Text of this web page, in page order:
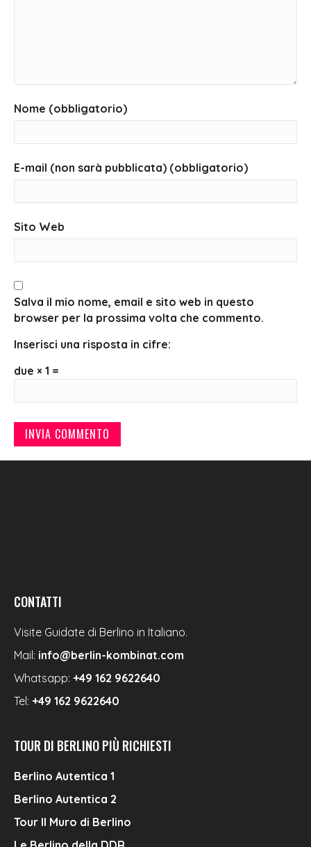
Nome (obbligatorio)
E-mail (non sarà pubblicata) (obbligatorio)
Sito Web
Salva il mio nome, email e sito web in questo
browser per la prossima volta che commento.
Inserisci una risposta in cifre:
due × 1 =
CONTATTI
Visite Guidate di Berlino in Italiano.
Mail: info@berlin-kombinat.com
Whatsapp: +49 162 9622640
Tel: +49 162 9622640
TOUR DI BERLINO PIÙ RICHIESTI
Berlino Autentica 1
Berlino Autentica 2
Tour Il Muro di Berlino